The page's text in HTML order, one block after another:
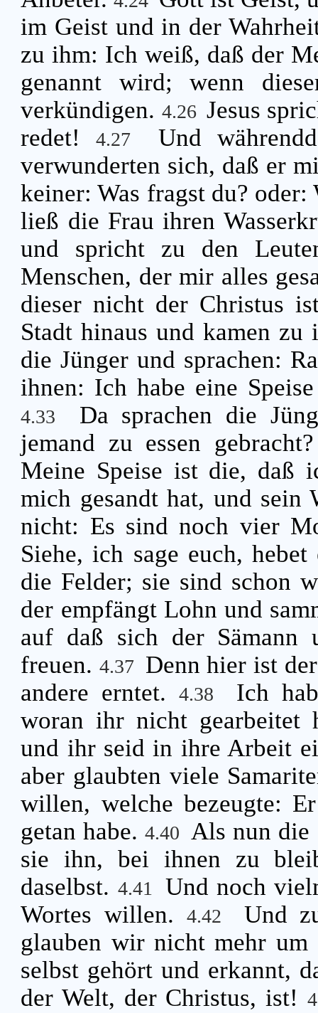
im Geist und in der
zu ihm: Ich weiß, daß der
genannt wird; wenn
verkündigen. 4.26 Jesus
redet!4.27
Und
verwunderten sich, daß er
keiner: Was fragst du?
ließ die Frau ihren
und spricht zu den
Menschen, der mir alles
dieser nicht der Christus
Stadt hinaus und kamen
die Jünger und sprachen:
ihnen: Ich habe eine
4.33
Da sprachen die
jemand zu essen
Meine Speise ist die, daß
mich gesandt hat, und
nicht: Es sind noch vier
Siehe, ich sage euch,
die Felder; sie sind schon
der empfängt Lohn und
auf daß sich der Sämann
freuen.4.37 Denn hier ist
andere erntet.4.38
Ich
woran ihr nicht gearbeitet
und ihr seid in ihre Arbeit
aber glaubten viele
willen, welche bezeugte:
getan habe.4.40 Als nun die
sie ihn, bei ihnen zu
daselbst. 4.41
Und noch
Wortes willen.
4.42
Und
glauben wir nicht mehr
selbst gehört und erkannt,
der Welt, der Christus, ist!